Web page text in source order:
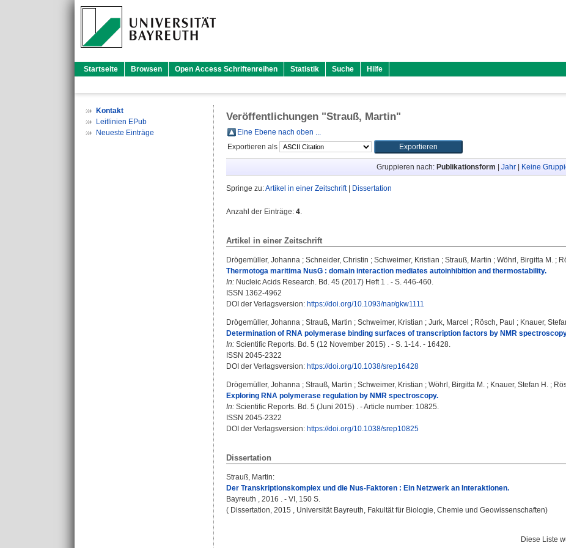
Startseite Browsen Open Access Schriftenreihen Statistik Suche Hilfe
Kontakt
Leitlinien EPub
Neueste Einträge
Veröffentlichungen "Strauß, Martin"
Eine Ebene nach oben ...
Exportieren als
Gruppieren nach: Publikationsform Jahr| Keine
Springe zu:Artikel in einer Zeitschrift| Dissertation
Anzahl der Einträge: 4.
Artikel in einer Zeitschrift
Drögemüller, Johanna ; Schneider, Christin ; Schweimer, Kristian ; Strauß, Martin ; Wöhrl, Birgitta M. ;
Thermotoga maritima NusG : domain interaction mediates autoinhibition and thermostability.
In: Nucleic Acids Research. Bd. 45 (2017) Heft 1 . - S. 446-460.
ISSN 1362-4962
DOI der Verlagsversion: https://doi.org/10.1093/nar/gkw1111
Drögemüller, Johanna ; Strauß, Martin ; Schweimer, Kristian ; Jurk, Marcel ; Rösch, Paul ; Knauer,
Determination of RNA polymerase binding surfaces of transcription factors by NMR
In: Scientific Reports. Bd. 5 (12 November 2015) . - S. 1-14. - 16428.
ISSN 2045-2322
DOI der Verlagsversion: https://doi.org/10.1038/srep16428
Drögemüller, Johanna ; Strauß, Martin ; Schweimer, Kristian ; Wöhrl, Birgitta M. ; Knauer, Stefan H. ;
Exploring RNA polymerase regulation by NMR spectroscopy.
In: Scientific Reports. Bd. 5 (Juni 2015) . - Article number: 10825.
ISSN 2045-2322
DOI der Verlagsversion: https://doi.org/10.1038/srep10825
Dissertation
Strauß, Martin:
Der Transkriptionskomplex und die Nus-Faktoren : Ein Netzwerk an Interaktionen.
Bayreuth , 2016 . - VI, 150 S.
( Dissertation, 2015 , Universität Bayreuth, Fakultät für Biologie, Chemie und Geowissenschaften)
Diese Liste